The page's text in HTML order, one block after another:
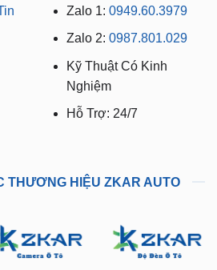
Zalo 1: 0949.60.3979
Zalo 2: 0987.801.029
Kỹ Thuật Có Kinh
Nghiệm
Hỗ Trợ: 24/7
THƯƠNG HIỆU ZKAR AUTO